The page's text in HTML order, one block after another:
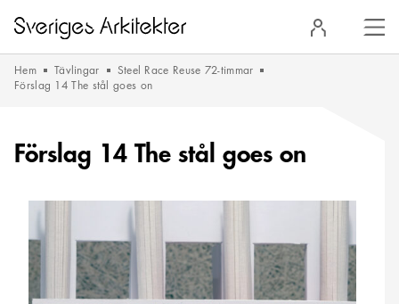
in
Hem Tävlingar
Steel Race Reuse 72-timmar
Förslag 14 The stål goes on
Förslag 14 The stål goes on